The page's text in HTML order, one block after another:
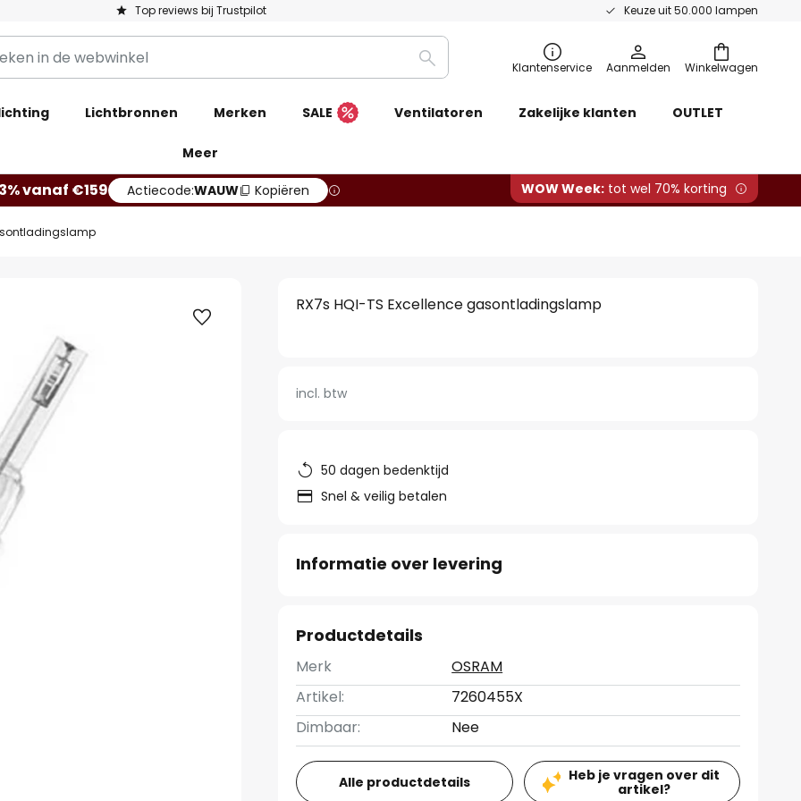
Top reviews bij Trustpilot Keuze uit 50.000 lampen
Winkelwagen
Zoeken Klantenservice Aanmelden
Lichtbronnen Merken SALE Ventilatoren Zakelijke klanten OUTLET
Meer
vanaf €159 Actiecode:WAUW Kopiëren WOW Week: tot wel 70% korting
RX7s HQI-TS Excellence gasontladingslamp
incl. btw
50 dagen bedenktijd
Snel & veilig betalen
Informatie over levering
Productdetails
Merk
OSRAM
Artikel:
7260455X
Dimbaar:
Nee
Alle productdetails
Heb je vragen over dit
artikel?